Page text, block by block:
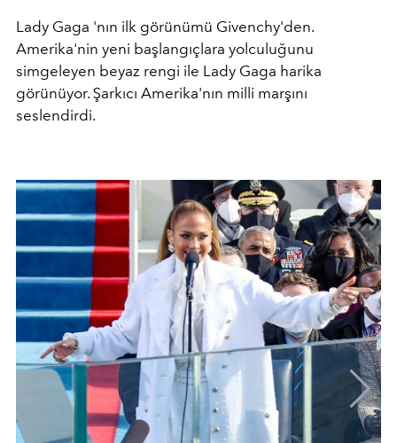
Lady Gaga 'nın ilk görünümü Givenchy'den.
Amerika'nin yeni başlangıçlara yolculuğunu
simgeleyen beyaz rengi ile Lady Gaga harika
görünüyor. Şarkıcı Amerika'nın milli marşını
seslendirdi.